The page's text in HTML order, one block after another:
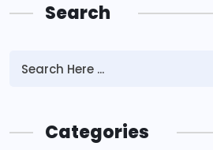
Search
Categories